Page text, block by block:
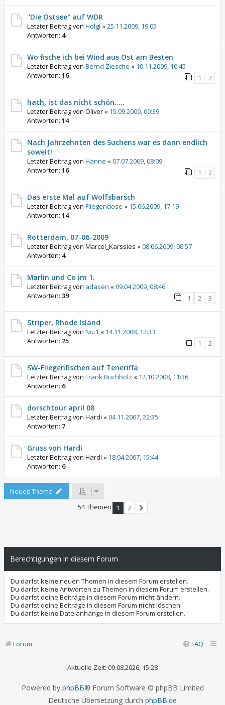
"Die Ostsee" auf WDR
Letzter Beitrag von Holgi «25.11.2009, 19:05
Antworten: 4
Wo fische ich bei Wind aus Ost am Besten
Letzter Beitrag von Bernd Ziesche « 10.11.2009, 10:45
Antworten: 16 1 2
hach, ist das nicht schön.....
Letzter Beitrag von Oliver « 15.09.2009, 09:39
Antworten: 14
Nach Jahrzehnten des Suchens war es dann endlich
soweit!
Letzter Beitrag von Hanne «07.07.2009, 08:09
Antworten: 16 1 2
Das erste Mal auf Wolfsbarsch
Letzter Beitrag von Fliegendose « 15.06.2009, 17:19
Antworten: 14
Rotterdam, 07-06-2009
Letzter Beitrag von Marcel_Karssies «08.06.2009, 08:57
Antworten: 4
Marlin und Co im 1.
Letzter Beitrag von adasen «09.04.2009, 08:46
Antworten: 39 1 2 3
Striper, Rhode Island
Letzter Beitrag von No.1 « 14.11.2008, 12:33
Antworten: 25 1 2
SW-Fliegenfischen auf Teneriffa
Letzter Beitrag von Frank Buchholz « 12.10.2008, 11:36
Antworten: 6
dorschtour april 08
Letzter Beitrag von Hardi «04.11.2007, 22:35
Antworten: 7
Gruss von Hardi
Letzter Beitrag von Hardi « 18.04.2007, 15:44
Antworten: 6
Neues Thema
54 Themen
1
2
Berechtigungen in diesem Forum
Du darfst keine neuen Themen in diesem Forum erstellen.
Du darfst keine Antworten zu Themen in diesem Forum erstellen.
Du darfst deine Beiträge in diesem Forum nicht ändern.
Du darfst deine Beiträge in diesem Forum nichtlöschen.
Du darfst keine Dateianhänge in diesem Forum erstellen.
Forum FAQ
Aktuelle Zeit: 09.08.2026, 15:28
Powered by phpBB® Forum Software © phpBB Limited
Deutsche Übersetzung durch phpBB.de